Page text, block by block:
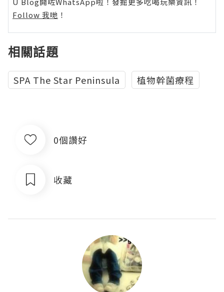
Follow 我哋 ！
相關話題
SPA The Star Peninsula 植物幹菌療程
0個讚好
收藏